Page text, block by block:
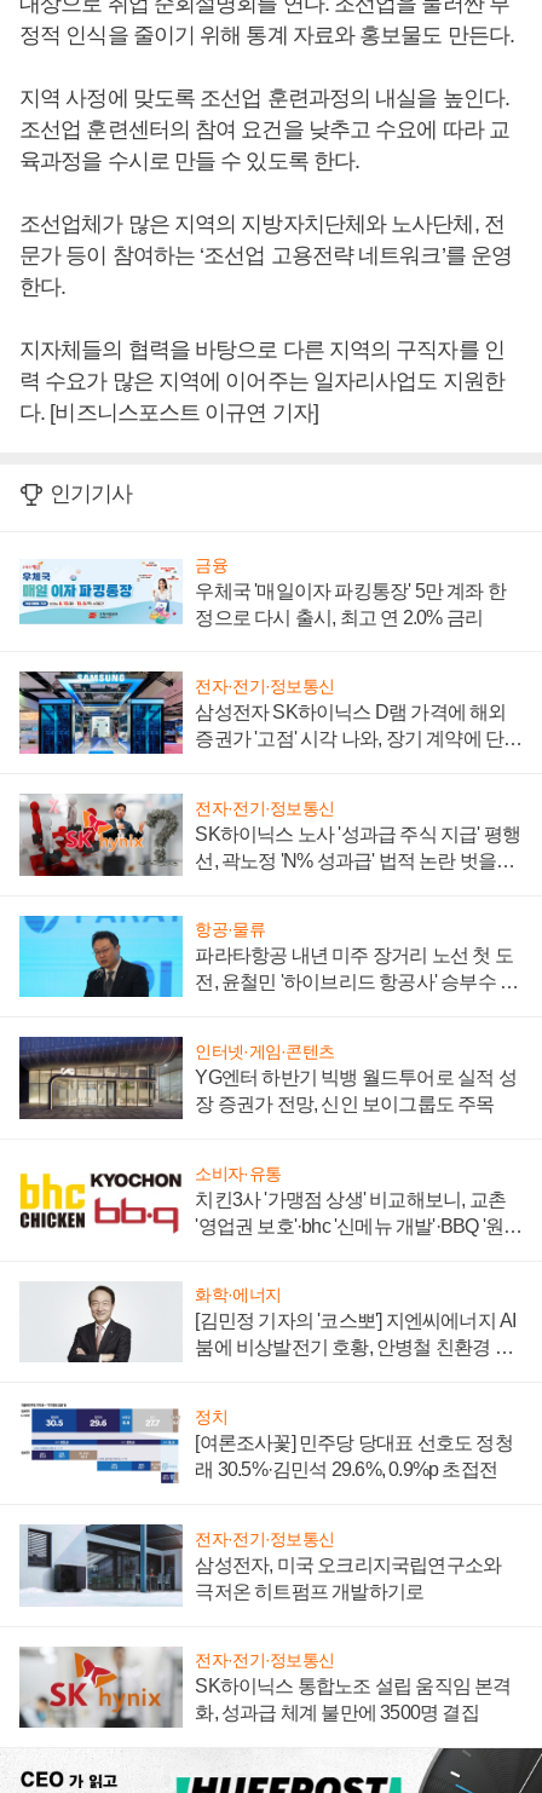
정적 인식을 줄이기 위해 통계 자료와 홍보물도 만든다.
지역 사정에 맞도록 조선업 훈련과정의 내실을 높인다.
조선업 훈련센터의 참여 요건을 낮추고 수요에 따라 교
육과정을 수시로 만들 수 있도록 한다.
조선업체가 많은 지역의 지방자치단체와 노사단체, 전
문가 등이 참여하는 ‘조선업 고용전략 네트워크’를 운영
한다.
지자체들의 협력을 바탕으로 다른 지역의 구직자를 인
력 수요가 많은 지역에 이어주는 일자리사업도 지원한
다. [비즈니스포스트 이규연 기자]
인기기사
금융
우체국 '매일이자 파킹통장' 5만 계좌 한
정으로 다시 출시, 최고 연 2.0% 금리
전자·전기·정보통신
삼성전자 SK하이닉스 D램 가격에 해외
증권가 '고점' 시각 나와, 장기 계약에 단점
전자·전기·정보통신
SK하이닉스 노사 '성과급 주식 지급' 평행
선, 곽노정 'N% 성과급' 법적 논란 벗을지
항공·물류
파라타항공 내년 미주 장거리 노선 첫 도
전, 윤철민 '하이브리드 항공사' 승부수 통
인터넷·게임·콘텐츠
YG엔터 하반기 빅뱅 월드투어로 실적 성
장 증권가 전망, 신인 보이그룹도 주목
소비자·유통
치킨3사 '가맹점 상생' 비교해보니, 교촌
'영업권 보호'·bhc '신메뉴 개발'·BBQ '원가
화학·에너지
[김민정 기자의 '코스뽀'] 지엔씨에너지 AI
붐에 비상발전기 호황, 안병철 친환경 에
정치
[여론조사꽃] 민주당 당대표 선호도 정청
래 30.5%·김민석 29.6%, 0.9%p 초접전
전자·전기·정보통신
삼성전자, 미국 오크리지국립연구소와
극저온 히트펌프 개발하기로
전자·전기·정보통신
SK하이닉스 통합노조 설립 움직임 본격
화, 성과급 체계 불만에 3500명 결집